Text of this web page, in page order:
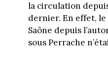
la circulation
dernier. En effet, le
Saône depuis
sous Perrache